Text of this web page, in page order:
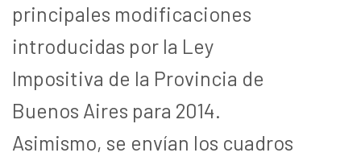
principales modificaciones
introducidas por la Ley
Impositiva de la Provincia de
Buenos Aires para 2014.
Asimismo, se envían los cuadros